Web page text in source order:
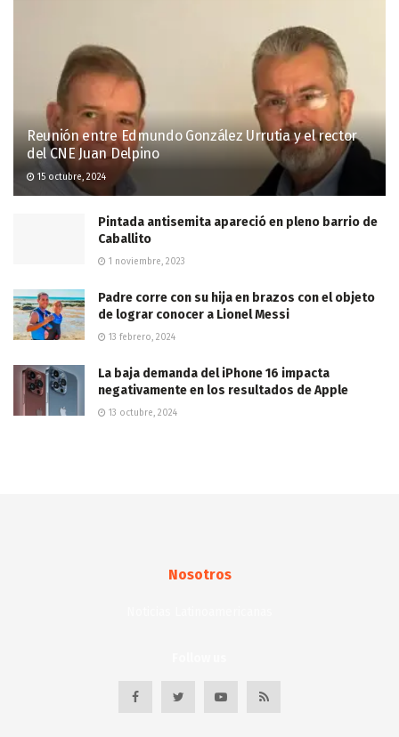
Reunión entre Edmundo González Urrutia y el rector
del CNE Juan Delpino
15 octubre, 2024
Pintada antisemita apareció en pleno barrio de
Caballito
1 noviembre, 2023
Padre corre con su hija en brazos con el objeto
de lograr conocer a Lionel Messi
13 febrero, 2024
La baja demanda del iPhone 16 impacta
negativamente en los resultados de Apple
13 octubre, 2024
Nosotros